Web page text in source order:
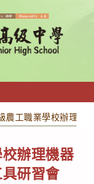
農工職業學校辦理機
辦理機器
研習會